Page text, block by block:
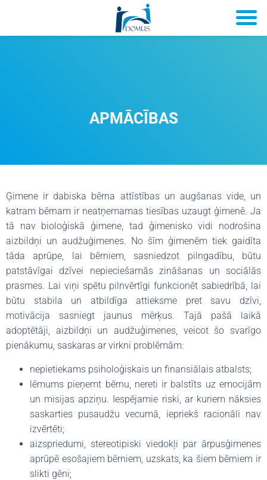
APMĀCĪBAS
Ģimene ir dabiska bērna attīstības un augšanas vide, un
katram bērnam ir neatņemamas tiesības uzaugt ģimenē. Ja
tā nav bioloģiskā ģimene, tad ģimenisko vidi nodrošina
aizbildņi un audžuģimenes. No šīm ģimenēm tiek gaidīta
tāda aprūpe, lai bērniem, sasniedzot pilngadību, būtu
patstāvīgai dzīvei nepieciešamās zināšanas un sociālās
prasmes. Lai viņi spētu pilnvērtīgi funkcionēt sabiedrībā, lai
būtu stabila un atbildīga attieksme pret savu dzīvi,
motivācija sasniegt jaunus mērķus. Tajā pašā laikā
adoptētāji, aizbildņi un audžuģimenes, veicot šo svarīgo
pienākumu, saskaras ar virkni problēmām:
nepietiekams psiholoģiskais un finansiālais atbalsts;
lēmums pieņemt bērnu, nereti ir balstīts uz emocijām
un misijas apziņu. Iespējamie riski, ar kuriem nāksies
saskarties pusaudžu vecumā, iepriekš racionāli nav
izvērtēti;
aizspriedumi, stereotipiski viedokļi par ārpusģimenes
aprūpē esošajiem bērniem, uzskats, ka šiem bērniem ir
slikti gēni;